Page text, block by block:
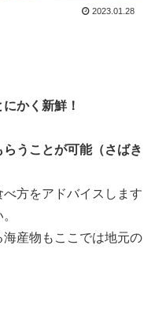
2023.01.28
かく新鮮！
うことが可能（さばき
べ方をアドバイスします
産物もここでは地元の